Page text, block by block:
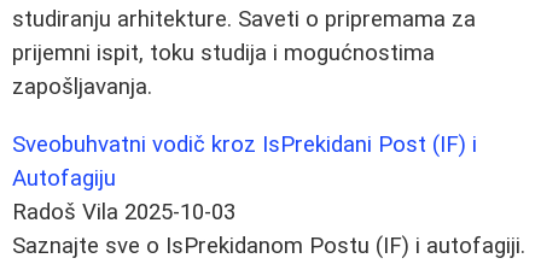
studiranju arhitekture. Saveti o pripremama za
prijemni ispit, toku studija i mogućnostima
zapošljavanja.
Sveobuhvatni vodič kroz IsPrekidani Post (IF) i
Autofagiju
Radoš Vila 2025-10-03
Saznajte sve o IsPrekidanom Postu (IF) i autofagiji.